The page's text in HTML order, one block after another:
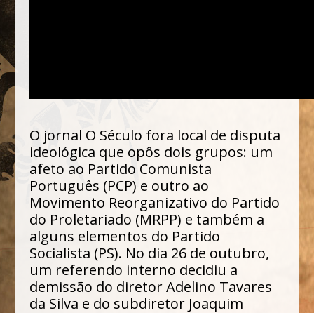
O jornal O Século fora local de disputa
ideológica que opôs dois grupos: um
afeto ao Partido Comunista
Português (PCP) e outro ao
Movimento Reorganizativo do Partido
do Proletariado (MRPP) e também a
alguns elementos do Partido
Socialista (PS). No dia 26 de outubro,
um referendo interno decidiu a
demissão do diretor Adelino Tavares
da Silva e do subdiretor Joaquim